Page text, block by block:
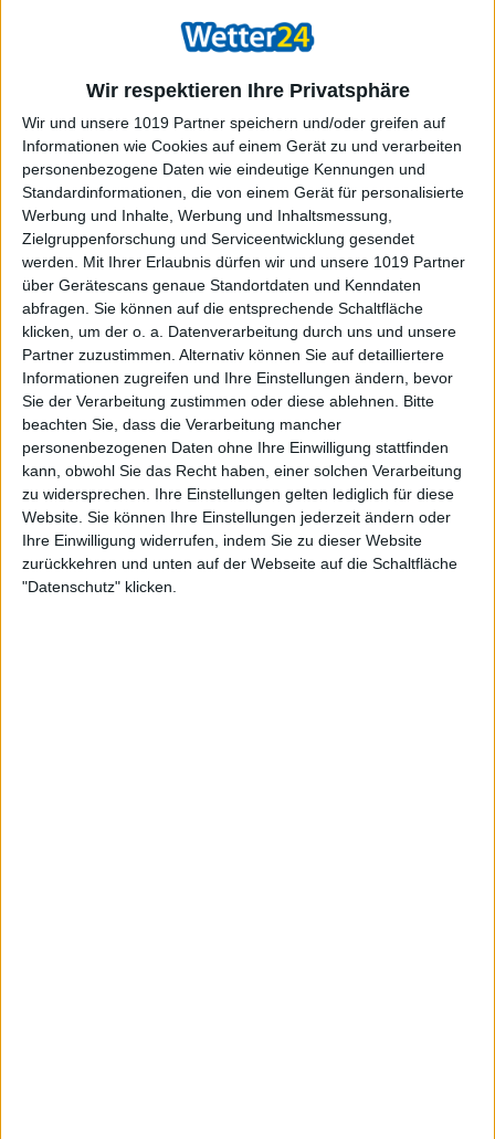
Wir respektieren Ihre Privatsphäre
Wir und unsere 1019 Partner speichern und/oder greifen auf
Informationen wie Cookies auf einem Gerät zu und verarbeiten
personenbezogene Daten wie eindeutige Kennungen und
Standardinformationen, die von einem Gerät für personalisierte
Werbung und Inhalte, Werbung und Inhaltsmessung,
Zielgruppenforschung und Serviceentwicklung gesendet
werden.
Mit Ihrer Erlaubnis dürfen wir und unsere 1019 Partner
über Gerätescans genaue Standortdaten und Kenndaten
abfragen. Sie können auf die entsprechende Schaltfläche
klicken, um der o. a. Datenverarbeitung durch uns und unsere
Partner zuzustimmen. Alternativ können Sie auf detailliertere
Informationen zugreifen und Ihre Einstellungen ändern, bevor
Sie der Verarbeitung zustimmen oder diese ablehnen.
Bitte
beachten Sie, dass die Verarbeitung mancher
personenbezogenen Daten ohne Ihre Einwilligung stattfinden
kann, obwohl Sie das Recht haben, einer solchen Verarbeitung
zu widersprechen. Ihre Einstellungen gelten lediglich für diese
Website. Sie können Ihre Einstellungen jederzeit ändern oder
Ihre Einwilligung widerrufen, indem Sie zu dieser Website
zurückkehren und unten auf der Webseite auf die Schaltfläche
"Datenschutz" klicken.